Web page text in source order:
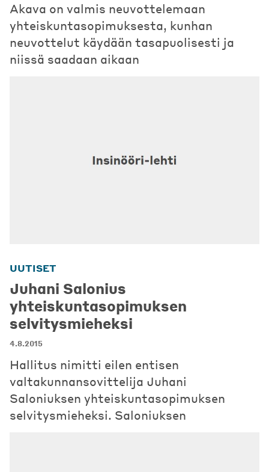
Akava on valmis neuvottelemaan
yhteiskuntasopimuksesta, kunhan
neuvottelut käydään tasapuolisesti ja
niissä saadaan aikaan
UUTISET
Juhani Salonius
yhteiskuntasopimuksen
selvitysmieheksi
4.8.2015
Hallitus nimitti eilen entisen
valtakunnansovittelija Juhani
Saloniuksen yhteiskuntasopimuksen
selvitysmieheksi. Saloniuksen